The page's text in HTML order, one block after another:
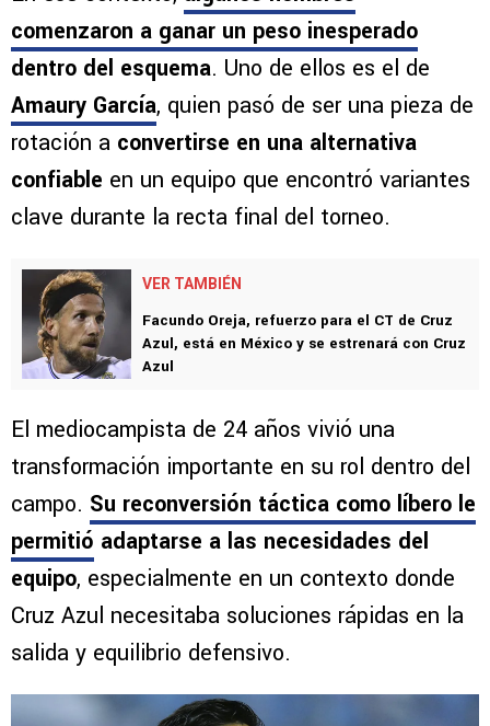
comenzaron a ganar un peso inesperado
dentro del esquema. Uno de ellos es el de
Amaury García, quien pasó de ser una pieza de
rotación a convertirse en una alternativa
confiable en un equipo que encontró variantes
clave durante la recta final del torneo.
VER TAMBIÉN
Facundo Oreja, refuerzo para el CT de Cruz
Azul, está en México y se estrenará con Cruz
Azul
El mediocampista de 24 años vivió una
transformación importante en su rol dentro del
campo. Su reconversión táctica como líbero le
permitió adaptarse a las necesidades del
equipo, especialmente en un contexto donde
Cruz Azul necesitaba soluciones rápidas en la
salida y equilibrio defensivo.